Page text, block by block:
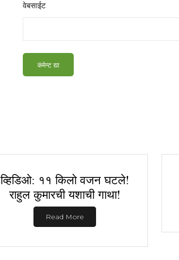
वेबसाईट
व्हिडिओ: ११ किलो वजन घटले!
राहुल कुमारची यशाची गाथा!
Read More